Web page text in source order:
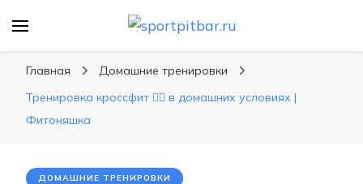
спортивных упражнения, правильные
диеты, программы тренировок
Главная
Домашние тренировки
Тренировка кроссфит 🏃‍♀️ в домашних условиях |
Фитоняшка
ДОМАШНИЕ ТРЕНИРОВКИ